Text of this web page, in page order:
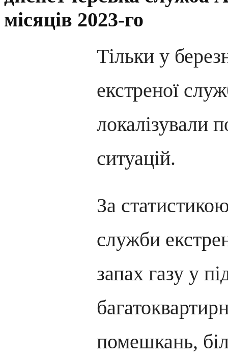
місяців 2023-го
Тільки у
екстреної
локалізували
ситуацій.
За
служби
запах газу у
помешкань,